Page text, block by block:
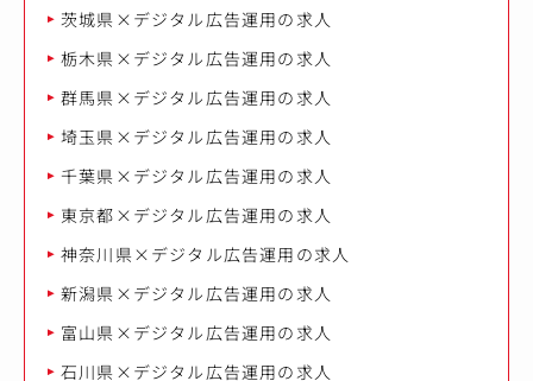
茨城県×デジタル広告運用の求人
栃木県×デジタル広告運用の求人
群馬県×デジタル広告運用の求人
埼玉県×デジタル広告運用の求人
千葉県×デジタル広告運用の求人
東京都×デジタル広告運用の求人
神奈川県×デジタル広告運用の求人
新潟県×デジタル広告運用の求人
富山県×デジタル広告運用の求人
石川県×デジタル広告運用の求人